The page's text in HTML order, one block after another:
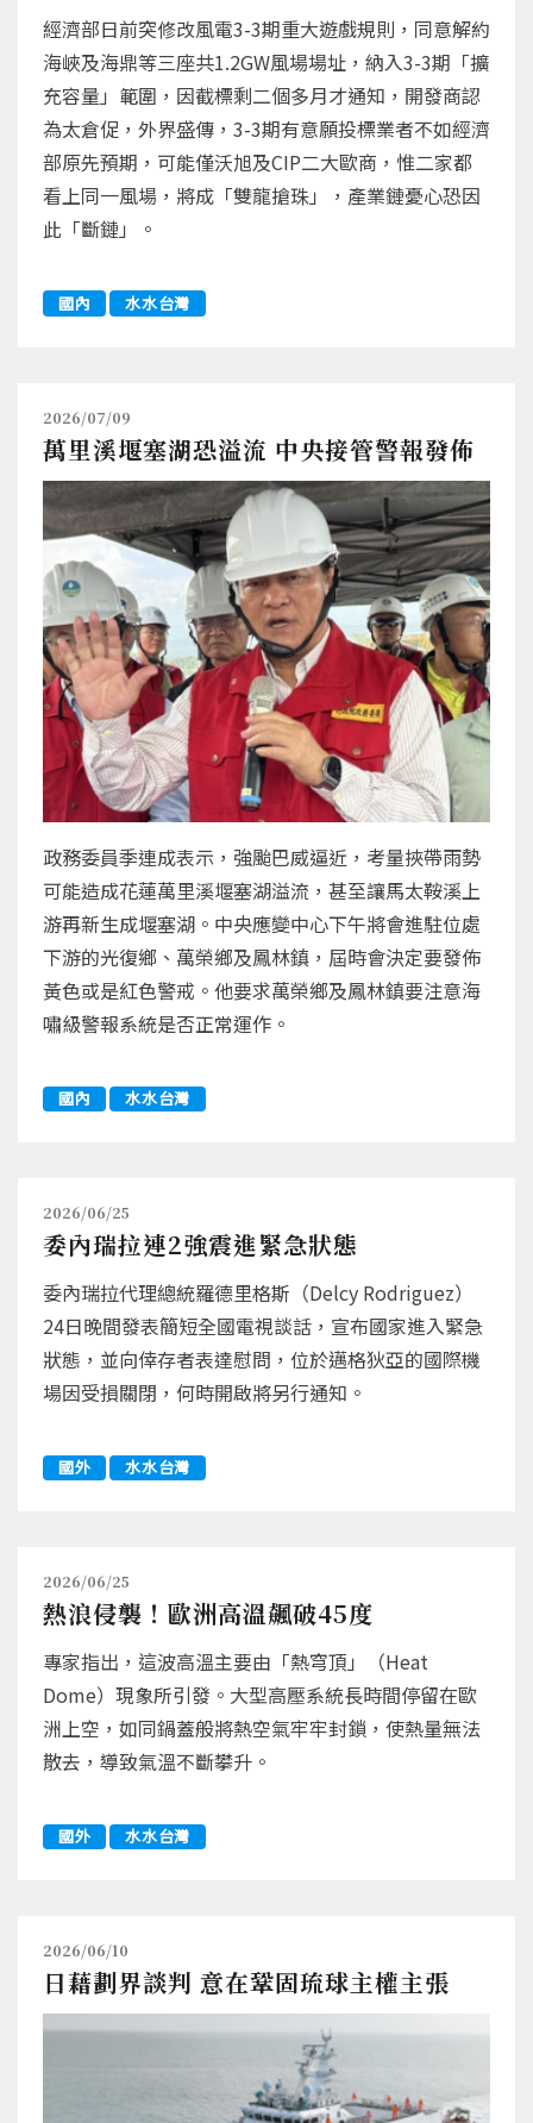
經濟部日前突修改風電3-3期重大遊戲規則，同意解約
海峽及海鼎等三座共1.2GW風場場址，納入3-3期「擴
充容量」範圍，因截標剩二個多月才通知，開發商認
為太倉促，外界盛傳，3-3期有意願投標業者不如經濟
部原先預期，可能僅沃旭及CIP二大歐商，惟二家都
看上同一風場，將成「雙龍搶珠」，產業鏈憂心恐因
此「斷鏈」。
國內 水水台灣
2026/07/09
萬里溪堰塞湖恐溢流 中央接管警報發佈
政務委員季連成表示，強颱巴威逼近，考量挾帶雨勢
可能造成花蓮萬里溪堰塞湖溢流，甚至讓馬太鞍溪上
游再新生成堰塞湖。中央應變中心下午將會進駐位處
下游的光復鄉、萬榮鄉及鳳林鎮，屆時會決定要發佈
黃色或是紅色警戒。他要求萬榮鄉及鳳林鎮要注意海
嘯級警報系統是否正常運作。
國內 水水台灣
2026/06/25
委內瑞拉連2強震進緊急狀態
委內瑞拉代理總統羅德里格斯（Delcy Rodriguez）
24日晚間發表簡短全國電視談話，宣布國家進入緊急
狀態，並向倖存者表達慰問，位於邁格狄亞的國際機
場因受損關閉，何時開啟將另行通知。
國外 水水台灣
2026/06/25
熱浪侵襲！歐洲高溫飆破45度
專家指出，這波高溫主要由「熱穹頂」（Heat
Dome）現象所引發。大型高壓系統長時間停留在歐
洲上空，如同鍋蓋般將熱空氣牢牢封鎖，使熱量無法
散去，導致氣溫不斷攀升。
國外 水水台灣
2026/06/10
日藉劃界談判 意在鞏固琉球主權主張